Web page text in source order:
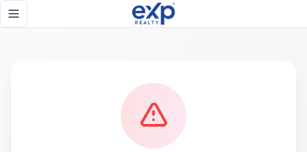
Toggle navigation menu
Página no encontrada - eXp Realty República Dominicana